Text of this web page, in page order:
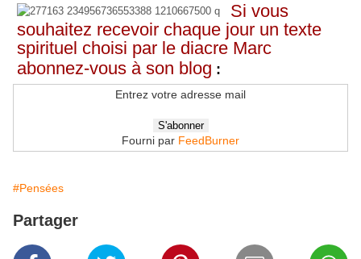
Si vous
souhaitez recevoir chaque jour un texte
spirituel choisi par le diacre Marc
abonnez-vous à son blog :
Entrez votre adresse mail
Fourni par FeedBurner
#Pensées
Partager